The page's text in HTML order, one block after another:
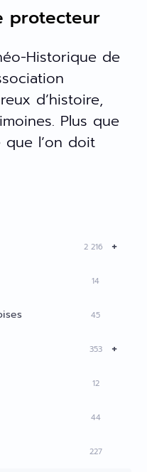
protecteur
Historique de
d’histoire,
Plus que
que l’on doit
+
2 216
14
45
+
353
12
44
227